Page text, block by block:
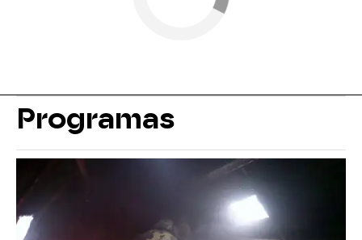
Programas